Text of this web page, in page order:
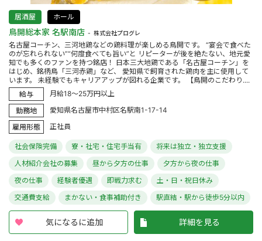
居酒屋 ホール
鳥開総本家 名駅南店 株式会社プログレ
名古屋コーチン、三河地鶏などの鶏料理が楽しめる鳥開です。 “宴会で食べた
のが忘れられない”“何度食べても旨い”と リピーターが後を絶たない、地元愛
知でも多くのファンを持つ銘店！ 日本三大地鶏である「名古屋コーチン」を
はじめ、銘柄鳥「三河赤鶏」など、 愛知県で飼育された鶏肉を主に使用して
います。 未経験でもキャリアアップが図れる企業です。 【鳥開のこだわり....
給与
月給18～25万円以上
勤務地
愛知県名古屋市中村区名駅南1-17-14
雇用形態
正社員
社会保険完備 寮・社宅・住宅手当有
将来は独立・独立支援
人材紹介会社の募集
昼から夕方の仕事
夕方から夜の仕事
夜の仕事
経験者優遇 即戦力求む
土・日・祝日休み
交通費支給
まかない・食事補助付き 駅直結・駅から徒歩5分以内
気になるに追加 詳細を見る